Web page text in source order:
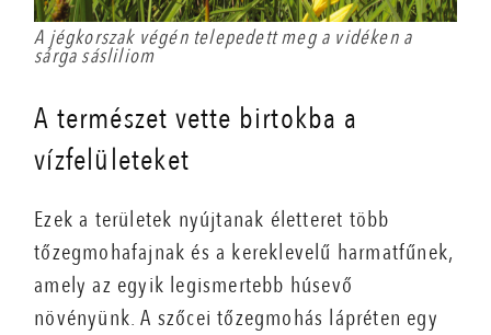
A jégkorszak végén telepedett meg a vidéken a
sárga sásliliom
A természet vette birtokba a
vízfelületeket
Ezek a területek nyújtanak életteret több
tőzegmohafajnak és a kereklevelű harmatfűnek,
amely az egyik legismertebb húsevő
növényünk. A szőcei tőzegmohás lápréten egy